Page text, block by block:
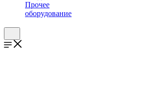
Прочее
оборудование